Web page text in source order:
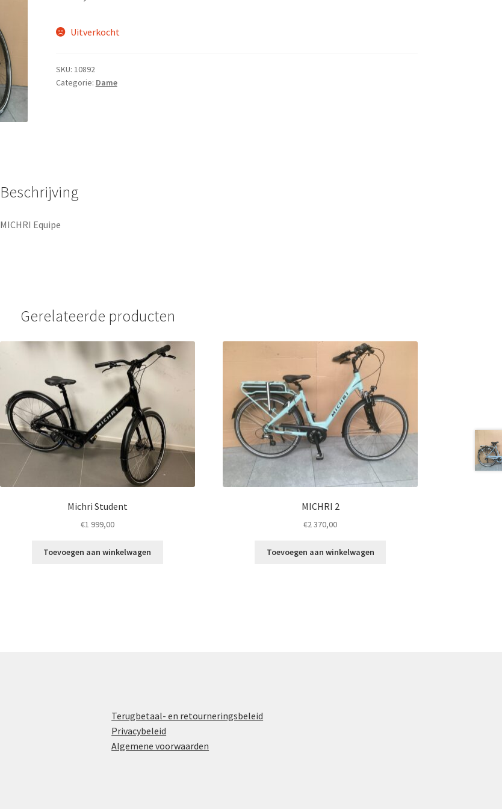
Uitverkocht
SKU: 10892
Categorie: Dame
Beschrijving
MICHRI Equipe
Gerelateerde producten
Michri Student
€1 999,00
Toevoegen aan winkelwagen
MICHRI 2
€2 370,00
Toevoegen aan winkelwagen
Terugbetaal- en retourneringsbeleid
Privacybeleid
Algemene voorwaarden